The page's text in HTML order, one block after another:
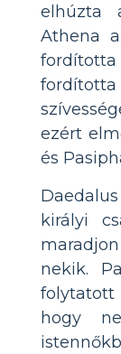
elhúzta
Athena
ezért
és
királyi
nekik.
hogy